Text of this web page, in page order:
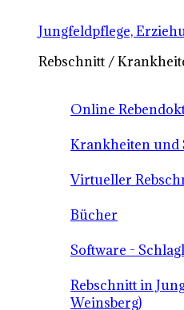
Jungfeldpflege,
Rebschnitt /
Online
Krankheiten und
Virtueller
Bücher
Software -
Rebschnitt in
Weinsberg)